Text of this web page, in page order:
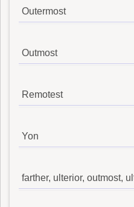
Outermost
Outmost
Remotest
Yon
farther, ulterior, outmost,